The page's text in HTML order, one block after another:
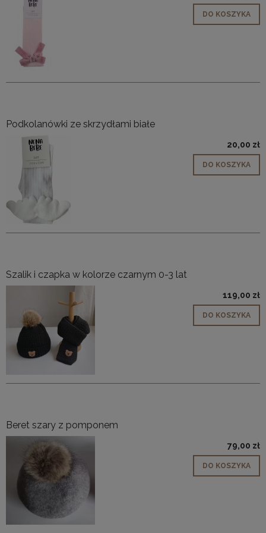
DO KOSZYKA
Podkolanówki ze skrzydłami białe
20,00 zł
DO KOSZYKA
Szalik i czapka w kolorze czarnym 0-3 lat
119,00 zł
DO KOSZYKA
Beret szary z pomponem
79,00 zł
DO KOSZYKA